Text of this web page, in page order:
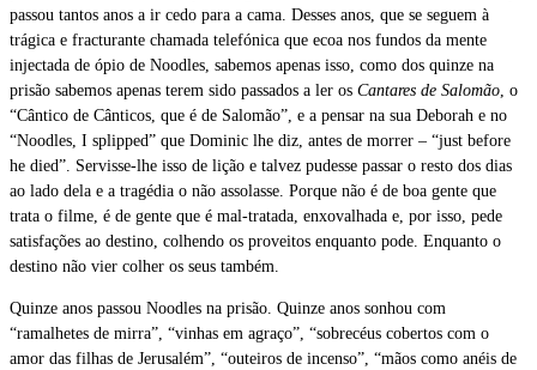
passou tantos anos a ir cedo para a cama. Desses anos, que se seguem à
trágica e fracturante chamada telefónica que ecoa nos fundos da mente
injectada de ópio de Noodles, sabemos apenas isso, como dos quinze na
prisão sabemos apenas terem sido passados a ler os Cantares de Salomão , o
“Cântico de Cânticos, que é de Salomão”, e a pensar na sua Deborah e no
“Noodles, I splipped” que Dominic lhe diz, antes de morrer – “just before
he died”. Servisse-lhe isso de lição e talvez pudesse passar o resto dos dias
ao lado dela e a tragédia o não assolasse. Porque não é de boa gente que
trata o filme, é de gente que é mal-tratada, enxovalhada e, por isso, pede
satisfações ao destino, colhendo os proveitos enquanto pode. Enquanto o
destino não vier colher os seus também.
Quinze anos passou Noodles na prisão. Quinze anos sonhou com
“ramalhetes de mirra”, “vinhas em agraço”, “sobrecéus cobertos com o
amor das filhas de Jerusalém”, “outeiros de incenso”, “mãos como anéis de